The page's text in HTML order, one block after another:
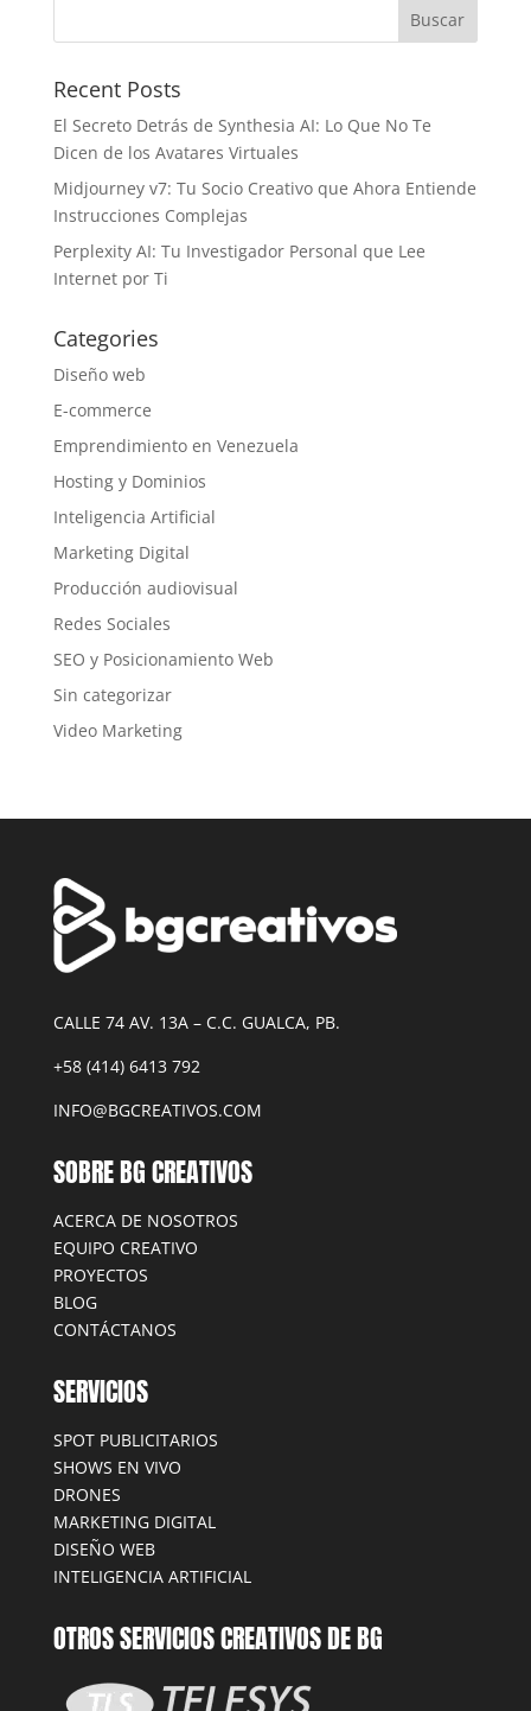
Recent Posts
El Secreto Detrás de Synthesia AI: Lo Que No Te
Dicen de los Avatares Virtuales
Midjourney v7: Tu Socio Creativo que Ahora Entiende
Instrucciones Complejas
Perplexity AI: Tu Investigador Personal que Lee
Internet por Ti
Categories
Diseño web
E-commerce
Emprendimiento en Venezuela
Hosting y Dominios
Inteligencia Artificial
Marketing Digital
Producción audiovisual
Redes Sociales
SEO y Posicionamiento Web
Sin categorizar
Video Marketing
CALLE 74 AV. 13A – C.C. GUALCA, PB.
+58 (414) 6413 792
INFO@BGCREATIVOS.COM
SOBRE BG CREATIVOS
ACERCA DE NOSOTROS
EQUIPO CREATIVO
PROYECTOS
BLOG
CONTÁCTANOS
SERVICIOS
SPOT PUBLICITARIOS
SHOWS EN VIVO
DRONES
MARKETING DIGITAL
DISEÑO WEB
INTELIGENCIA ARTIFICIAL
OTROS SERVICIOS CREATIVOS DE BG